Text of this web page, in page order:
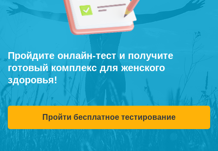
Пройдите онлайн-тест и получите
готовый комплекс для женского
здоровья!
Пройти бесплатное тестирование